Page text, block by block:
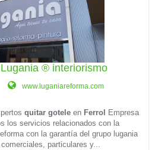
® interiorismo
www.luganiareforma.com
quitar gotele en Ferrol
Empresa
los servicios relacionados con la
con la garantía del grupo lugania
particulares y...